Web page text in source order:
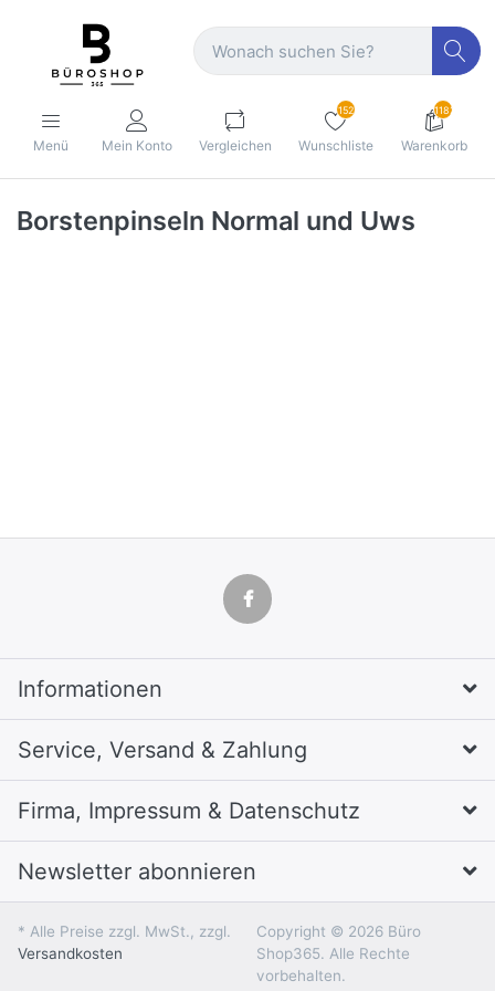
Menü Mein Konto Vergleichen
152
Wunschliste
1182
Warenkorb
Borstenpinseln Normal und Uws
Informationen
Service, Versand & Zahlung
Firma, Impressum & Datenschutz
Newsletter abonnieren
* Alle Preise zzgl. MwSt., zzgl.
Versandkosten
Copyright © 2026 Büro
Shop365. Alle Rechte
vorbehalten.